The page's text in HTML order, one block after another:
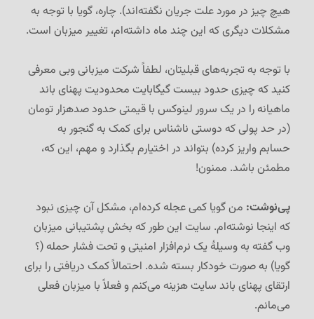
هیچ چیز در مورد علت جریان نگفته‌اند). چاره، گویا با توجه به
مشکلات دیگری که این چند ماه داشته‌ام، تغییر میزبان است.
با توجه به تجربه‌های قبلیتان، لطفاً شرکت میزبانی وبی معرفی
کنید که چیزی حدود بیست گیگابایت محدودیت پهنای باند
ماهیانه را در یک سرور لینوکس با قیمتی حدود صدهزار تومان
(در حد پولی که دوستی ناشناس برای کمک به گنجور به
حسابم واریز کرده) بتواند در اختیارم بگذارد و مهم، این که،
مطمئن باشد. ممنون!
پی‌نوشت: من گویا کمی عجله کرده‌ام، مشکل آن چیزی نبود
که اینجا نوشته‌ام. سایت این طور که بخش پشتیبانی میزبان
وب گفته به وسیلۀ یک نرم‌افزار امنیتی و تحت فشار حمله (؟
گویا) به صورت خودکار بسته شده. احتمالاً کمک دریافتی را برای
ارتقای پهنای باند سایت هزینه می‌کنم و فعلاً با میزبان فعلی
می‌مانم.